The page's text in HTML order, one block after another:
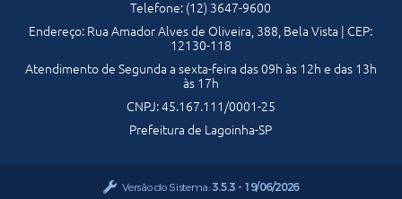
Telefone: (12) 3647-9600
Endereço: Rua Amador Alves de Oliveira, 388, Bela Vista | CEP:
12130-118
Atendimento de Segunda a sexta-feira das 09h às 12h e das 13h
às 17h
CNPJ: 45.167.111/0001-25
Prefeitura de Lagoinha-SP
Versão do Sistema:3.5.3 - 19/06/2026